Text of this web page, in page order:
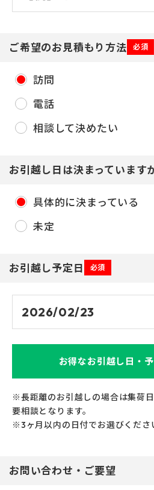
ご希望のお見積もり方法 必須
訪問
電話
相談して決めたい
お引越し日は決まっています
具体的に決まっている
未定
お引越し予定日 必須
お得なお引越し日・
※長距離のお引越しの場合は集荷
要相談となります。
※3ヶ月以内の日付でお選びくださ
お問い合わせ・ご要望